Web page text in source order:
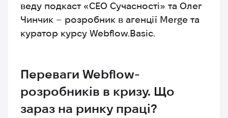
веду подкаст «CEO Сучасності» та Олег
Чинчик – розробник в агенції Merge та
куратор курсу Webflow.Basic.
Переваги Webflow-
розробників в кризу. Що
зараз на ринку праці?